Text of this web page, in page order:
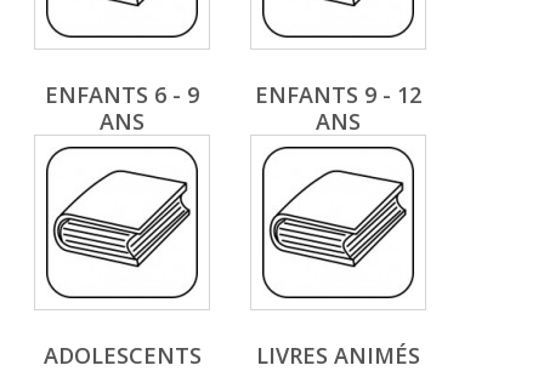
ENFANTS 6 - 9
ANS
ENFANTS 9 - 12
ANS
ADOLESCENTS LIVRES ANIMÉS